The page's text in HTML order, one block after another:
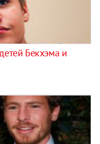
Бекхэма и